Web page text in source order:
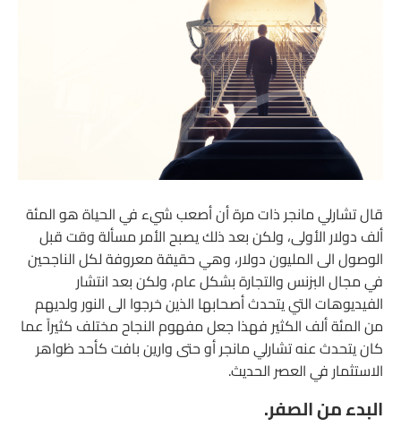
قال تشارلي مانجر ذات مرة أن أصعب شيء في الحياة هو المئة
ألف دولار الأولى، ولكن بعد ذلك يصبح الأمر مسألة وقت قبل
الوصول الى المليون دولار، وهي حقيقة معروفة لكل الناجحين
في مجال البزنس والتجارة بشكل عام، ولكن بعد انتشار
الفيديوهات التي يتحدث أصحابها الذين خرجوا الى النور ولديهم
من المئة ألف الكثير فهذا جعل مفهوم النجاح مختلف كثيراً عما
كان يتحدث عنه تشارلي مانجر أو حتى وارين بافت كأحد ظواهر
الاستثمار في العصر الحديث.
البدء من الصفر.